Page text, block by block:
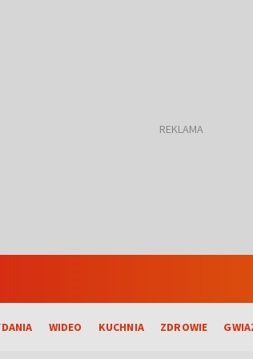
WIDEO KUCHNIA ZDROWIE